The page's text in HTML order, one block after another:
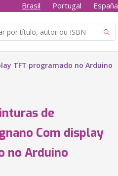
Brasil Portugal España
TFT programado no Arduino
de
Com display
no Arduino